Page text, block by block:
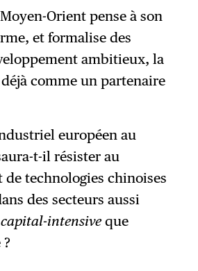
Orient pense à son
et formalise des
ambitieux, la
déjà comme un partenaire
européen au
t-il résister au
de technologies chinoises
des secteurs aussi
capital-intensiveque